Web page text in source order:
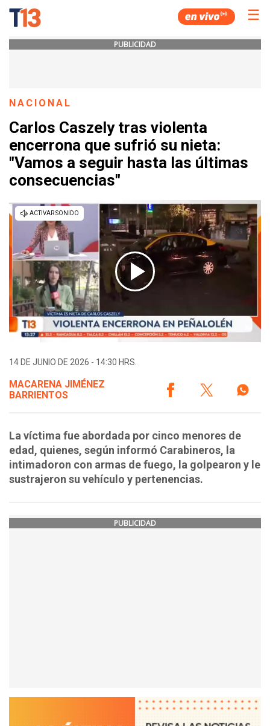
☰
PUBLICIDAD
NACIONAL
Carlos Caszely tras violenta
encerrona que sufrió su nieta:
"Vamos a seguir hasta las últimas
consecuencias"
14 DE JUNIO DE 2026 - 14:30 HRS.
MACARENA JIMÉNEZ
BARRIENTOS
La víctima fue abordada por cinco menores de
edad, quienes, según informó Carabineros, la
intimadoron con armas de fuego, la golpearon y le
sustrajeron su vehículo y pertenencias.
PUBLICIDAD